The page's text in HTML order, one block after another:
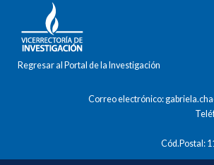
Regresar al Portal de la Investigación
Correo electrónico:
Cód.Postal: